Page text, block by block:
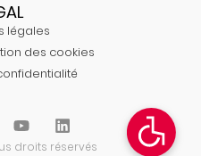
légales
des cookies
droits réservés